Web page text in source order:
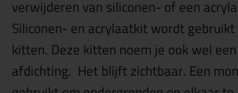
verwijderen van siliconen- of een
Siliconen- en acrylaatkit wordt
kitten. Deze kitten noem je ook wel
afdichting. Het blijft zichtbaar. Een